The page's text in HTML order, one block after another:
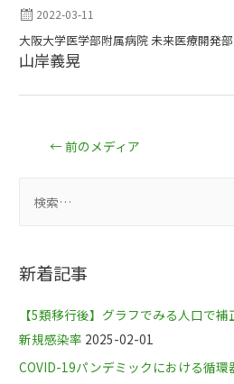
2022-03-11
大阪大学医学部附属病院 未来医療開発
山岸義晃
←前のメディア
新着記事
【5類移行後】グラフでみる人口で
新規感染率 2025-02-01
COVID-19パンデミックにおける循環